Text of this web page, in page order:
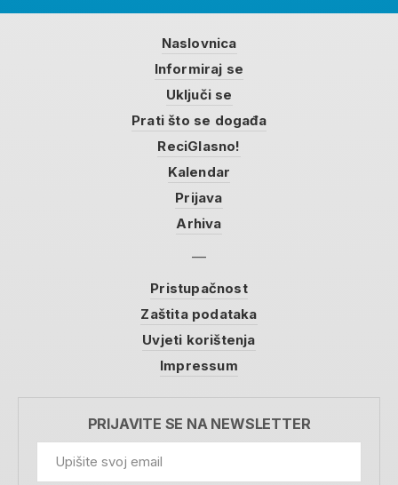
Naslovnica
Informiraj se
Uključi se
Prati što se događa
ReciGlasno!
Kalendar
Prijava
Arhiva
Pristupačnost
Zaštita podataka
Uvjeti korištenja
Impressum
PRIJAVITE SE NA NEWSLETTER